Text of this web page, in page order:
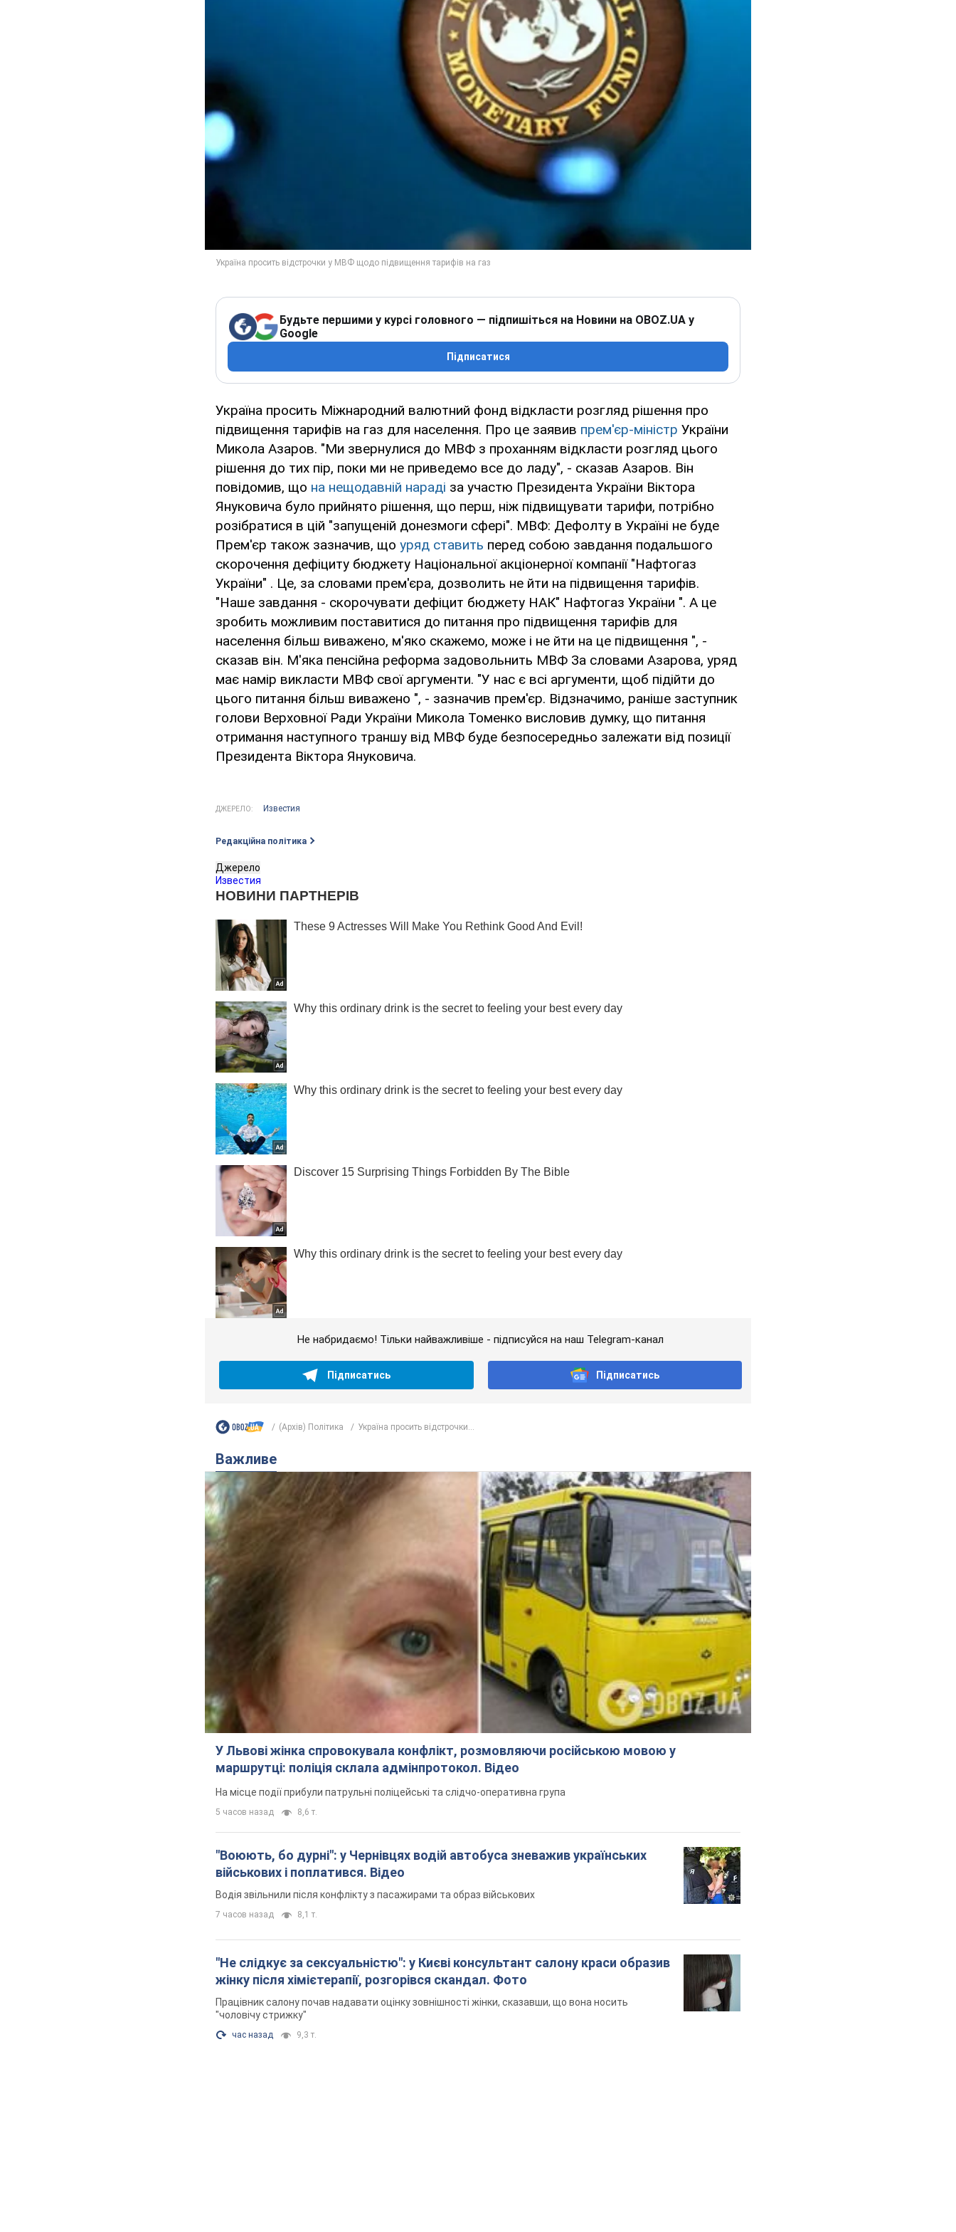
Будьте першими у курсі головного — підпишіться на Новини на OBOZ.UA у
Google
Підписатися
Україна просить Міжнародний валютний фонд відкласти розгляд рішення про
підвищення тарифів на газ для населення. Про це заявив прем'єр-міністр України
Микола Азаров. "Ми звернулися до МВФ з проханням відкласти розгляд цього
рішення до тих пір, поки ми не приведемо все до ладу", - сказав Азаров. Він
повідомив, що на нещодавній нараді за участю Президента України Віктора
Януковича було прийнято рішення, що перш, ніж підвищувати тарифи, потрібно
розібратися в цій "запущеній донезмоги сфері". МВФ: Дефолту в Україні не буде
Прем'єр також зазначив, що уряд ставить перед собою завдання подальшого
скорочення дефіциту бюджету Національної акціонерної компанії "Нафтогаз
України" . Це, за словами прем'єра, дозволить не йти на підвищення тарифів.
"Наше завдання - скорочувати дефіцит бюджету НАК" Нафтогаз України ". А це
зробить можливим поставитися до питання про підвищення тарифів для
населення більш виважено, м'яко скажемо, може і не йти на це підвищення ", -
сказав він. М'яка пенсійна реформа задовольнить МВФ За словами Азарова, уряд
має намір викласти МВФ свої аргументи. "У нас є всі аргументи, щоб підійти до
цього питання більш виважено ", - зазначив прем'єр. Відзначимо, раніше заступник
голови Верховної Ради України Микола Томенко висловив думку, що питання
отримання наступного траншу від МВФ буде безпосередньо залежати від позиції
Президента Віктора Януковича.
ДЖЕРЕЛО: Известия
Редакційна політика
Джерело
Известия
Не набридаємо! Тільки найважливіше - підписуйся на наш Telegram-канал
Підписатись Підписатись
(Архів) Політика Україна просить відстрочки...
Важливе
У Львові жінка спровокувала конфлікт, розмовляючи російською мовою у
маршрутці: поліція склала адмінпротокол. Відео
На місце події прибули патрульні поліцейські та слідчо-оперативна група
5 часов назад 8,6 т.
"Воюють, бо дурні": у Чернівцях водій автобуса зневажив українських
військових і поплатився. Відео
Водія звільнили після конфлікту з пасажирами та образ військових
7 часов назад 8,1 т.
"Не слідкує за сексуальністю": у Києві консультант салону краси образив
жінку після хімієтерапії, розгорівся скандал. Фото
Працівник салону почав надавати оцінку зовнішності жінки, сказавши, що вона носить
"чоловічу стрижку"
час назад 9,3 т.